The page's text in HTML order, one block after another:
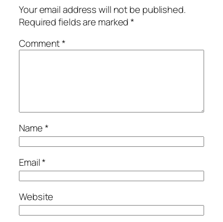
Your email address will not be published.
Required fields are marked*
Comment*
Name*
Email*
Website